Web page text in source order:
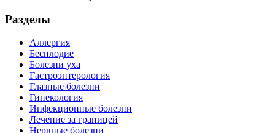
Разделы
Аллергия
Бесплодие
Болезни уха
Гастроэнтерология
Глазные болезни
Гинекология
Инфекционные болезни
Лечение за границей
Нервные болезни